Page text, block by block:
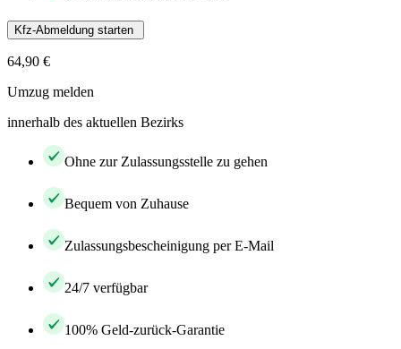
Kfz-Abmeldung starten
64,90 €
Umzug melden
innerhalb des aktuellen Bezirks
Ohne zur Zulassungsstelle zu gehen
Bequem von Zuhause
Zulassungsbescheinigung per E-Mail
24/7 verfügbar
100% Geld-zurück-Garantie